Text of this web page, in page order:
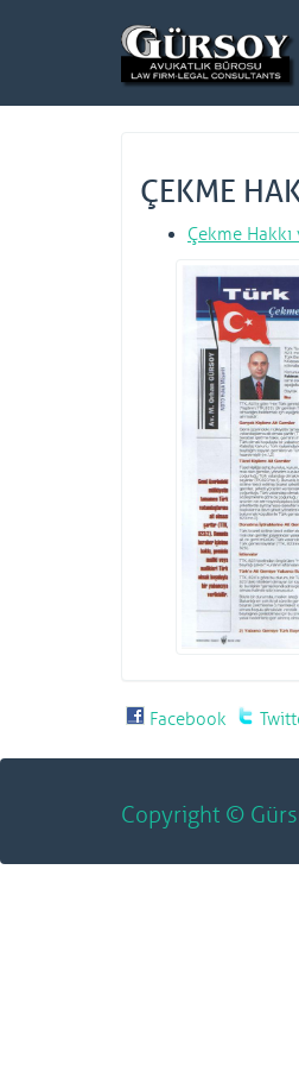
ÇEKME
Çekme
Facebook
Copyright ©